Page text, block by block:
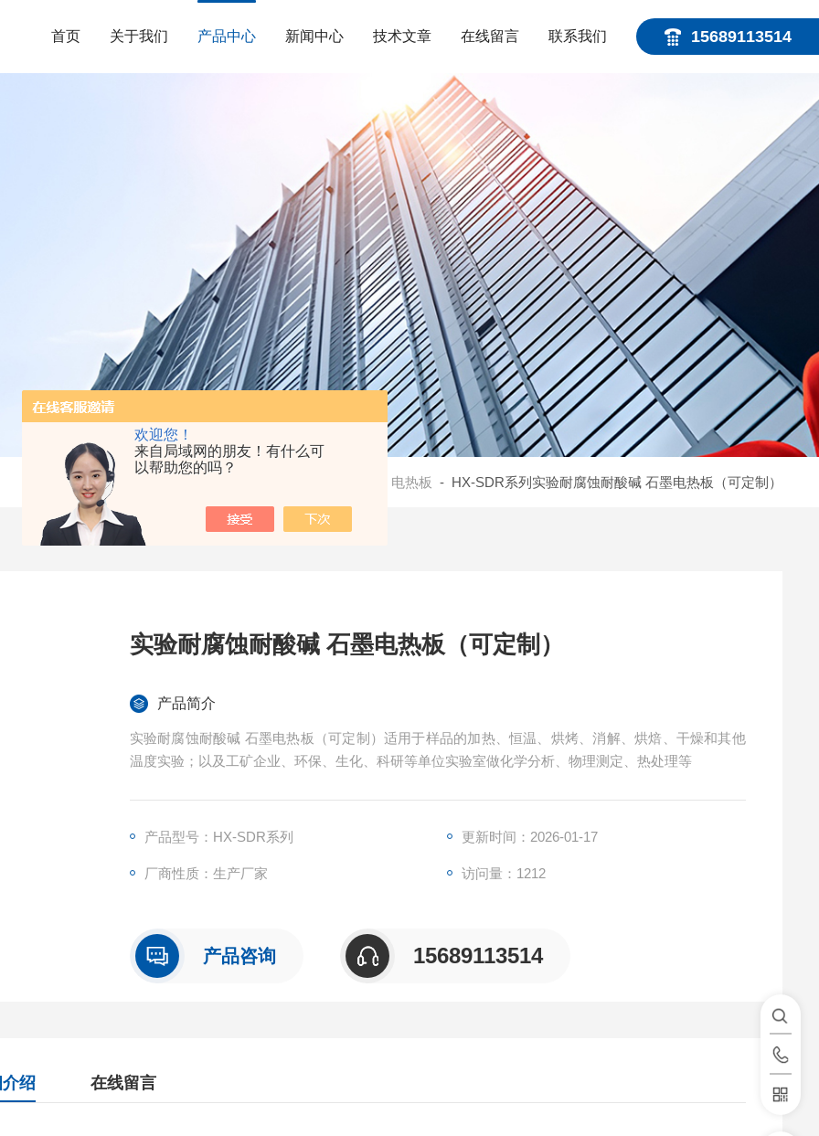
欢迎您！
来自局域网的朋友！有什么可
以帮助您的吗？
15689113514
首页 关于我们 产品中心 新闻中心 技术文章 在线留言 联系我们
当前位置： 电热板 - HX-SDR系列实验耐腐蚀耐酸碱 石墨电热板（可定制）
实验耐腐蚀耐酸碱 石墨电热板（可定制）
产品简介
实验耐腐蚀耐酸碱 石墨电热板（可定制）适用于样品的加热、恒温、烘烤、消解、烘焙、干燥和其他
温度实验；以及工矿企业、环保、生化、科研等单位实验室做化学分析、物理测定、热处理等
产品型号：HX-SDR系列 更新时间：2026-01-17
厂商性质：生产厂家 访问量：1212
产品咨询 15689113514
绍 在线留言